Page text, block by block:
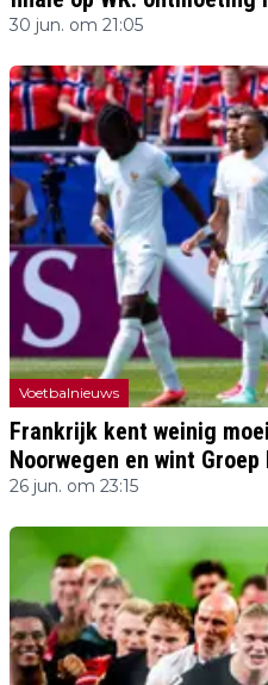
30 jun. om 21:05
Voetbalnieuws
Frankrijk kent weinig
Noorwegen en wint Groep
26 jun. om 23:15